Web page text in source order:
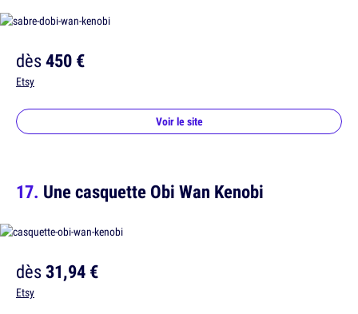
dès450 €
Etsy
Voir le site
Une casquette Obi Wan Kenobi
dès31,94 €
Etsy